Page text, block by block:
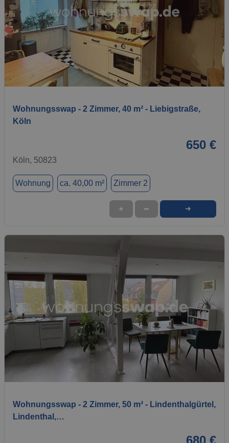
1 / 6
Wohnungsswap - 2 Zimmer, 40 m² - Liebigstraße,
Köln
650 €
Köln, 50823
Wohnung ca. 40,00 m² Zimmer 2
★ ➦ ➜
Wohnungsswap - 2 Zimmer, 50 m² - Lindenthalgürtel,
Lindenthal,…
680 €